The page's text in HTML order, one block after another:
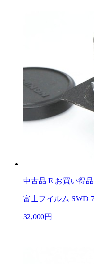
中古品 E お買い得品
富士フイルム SWD
32,000円